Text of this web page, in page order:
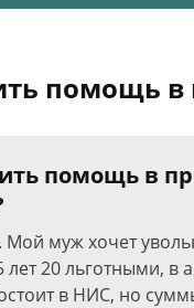
помощь
помощь в
Мой муж хочет
лет 20 льготными, в
в НИС, но